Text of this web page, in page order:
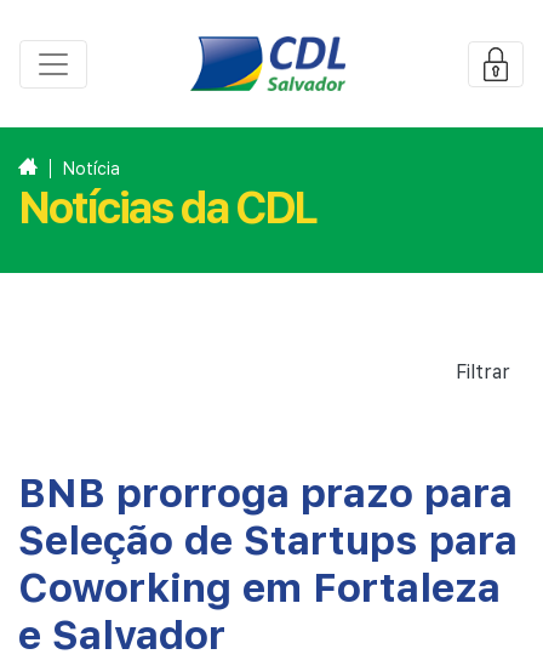
Notícia
Notícias da CDL
Filtrar
BNB prorroga prazo para
Seleção de Startups para
Coworking em Fortaleza
e Salvador